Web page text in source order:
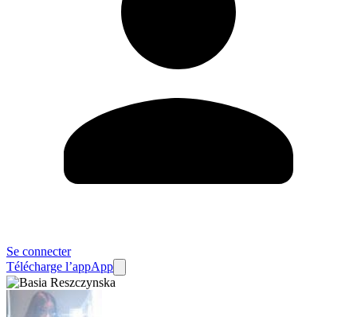
Se connecter
Télécharge l’appApp